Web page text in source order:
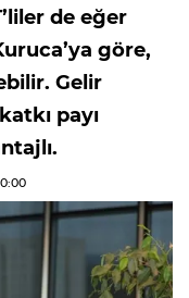
de eğer
göre,
Gelir
payı